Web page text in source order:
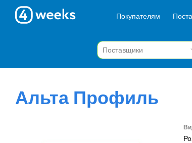
Покупателям
Альта Профиль